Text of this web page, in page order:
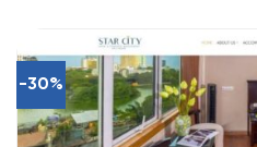
-30%